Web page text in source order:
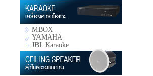
MBOX
YAMAHA
JBL Karaoke